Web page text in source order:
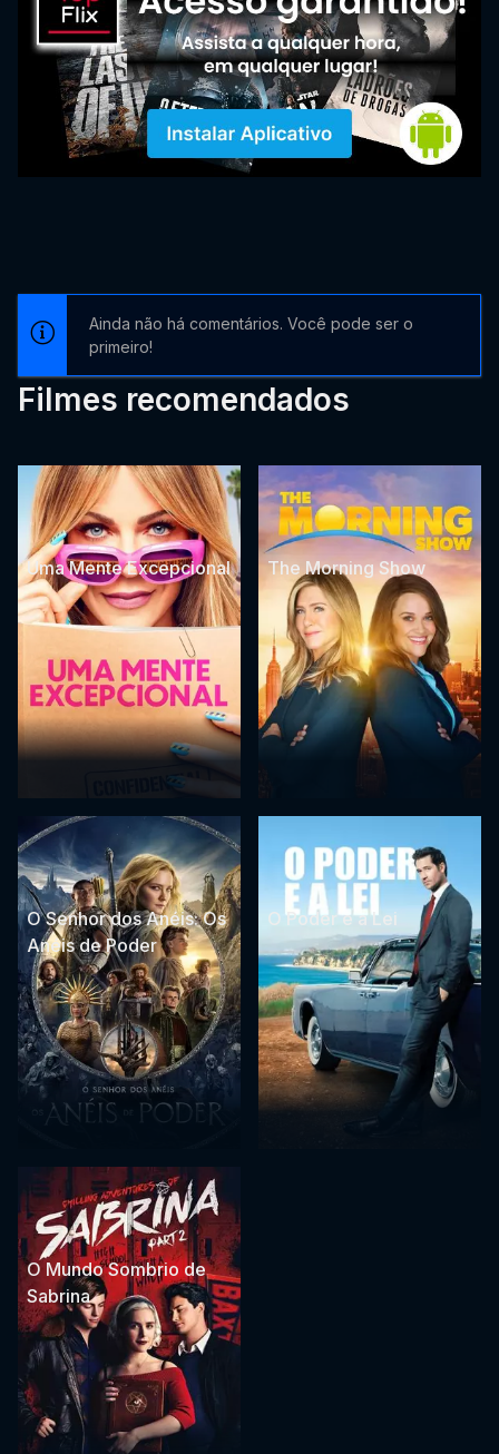
Ainda não há comentários. Você pode ser o
primeiro!
Filmes recomendados
Uma Mente Excepcional The Morning Show
O Senhor dos Anéis: Os
Anéis de Poder
O Poder e a Lei
O Mundo Sombrio de
Sabrina